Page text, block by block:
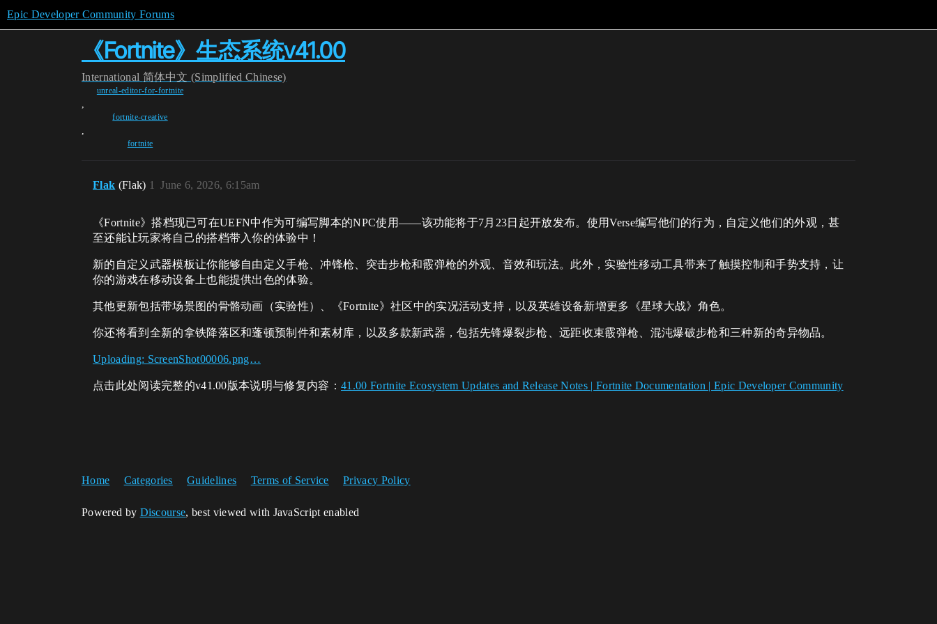
Epic Developer Community Forums
《Fortnite》生态系统v41.00
International 简体中文 (Simplified Chinese)
unreal-editor-for-fortnite
,
fortnite-creative
,
fortnite
Flak (Flak) June 6, 2026, 6:15am
1
《Fortnite》搭档现已可在UEFN中作为可编写脚本的NPC使用——该功能将于7月23日起开放发布。使用Verse编写他们的行为，自定义他们的外观，甚
至还能让玩家将自己的搭档带入你的体验中！
新的自定义武器模板让你能够自由定义手枪、冲锋枪、突击步枪和霰弹枪的外观、音效和玩法。此外，实验性移动工具带来了触摸控制和手势支持，让
你的游戏在移动设备上也能提供出色的体验。
其他更新包括带场景图的骨骼动画（实验性）、《Fortnite》社区中的实况活动支持，以及英雄设备新增更多《星球大战》角色。
你还将看到全新的拿铁降落区和蓬顿预制件和素材库，以及多款新武器，包括先锋爆裂步枪、远距收束霰弹枪、混沌爆破步枪和三种新的奇异物品。
Uploading: ScreenShot00006.png…
点击此处阅读完整的v41.00版本说明与修复内容： 41.00 Fortnite Ecosystem Updates and Release Notes | Fortnite Documentation | Epic Developer Community
Home Categories Guidelines Terms of Service Privacy Policy
Powered by Discourse, best viewed with JavaScript enabled